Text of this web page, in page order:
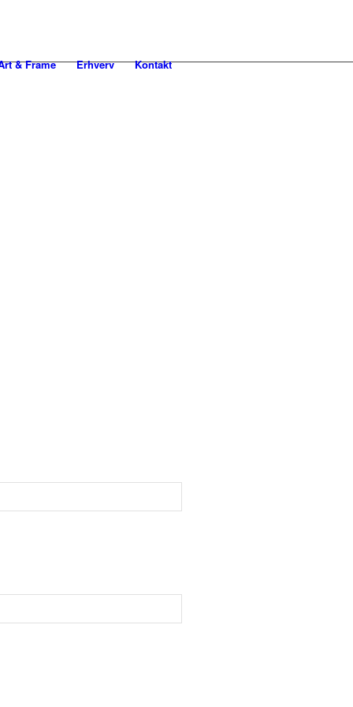
& Frame Erhverv Kontakt